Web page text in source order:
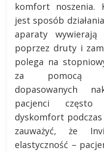
komfort noszenia.
jest sposób
aparaty
poprzez druty i
polega na
za pomocą
dopasowanych
pacjenci często
dyskomfort
zauważyć, że
elastyczność –